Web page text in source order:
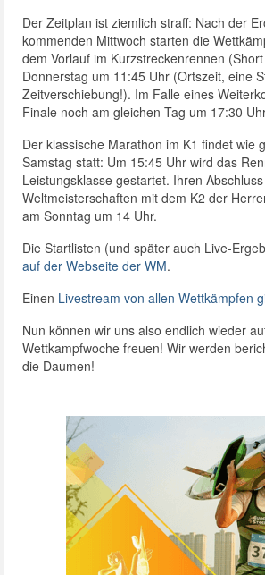
Der Zeitplan ist ziemlich straff: Nach der
kommenden Mittwoch starten die
dem Vorlauf im Kurzstreckenrennen
Donnerstag um 11:45 Uhr (Ortszeit, eine
Zeitverschiebung!). Im Falle eines
Finale noch am gleichen Tag um 17:30
Der klassische Marathon im K1 findet wie
Samstag statt: Um 15:45 Uhr wird das
Leistungsklasse gestartet. Ihren
Weltmeisterschaften mit dem K2 der
am Sonntag um 14 Uhr.
Die Startlisten (und später auch Live-
auf der Webseite der WM.
Einen Livestream von allen Wettkämpfen
Nun können wir uns also endlich wieder
Wettkampfwoche freuen! Wir werden
die Daumen!